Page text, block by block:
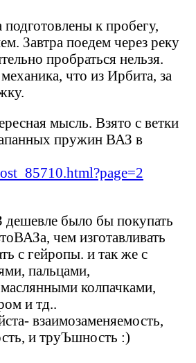
к пробегу,
Завтра поедем через реку
пробраться нельзя.
что из Ирбита, за
мысль. Взято с ветки
пружин ВАЗ в
было бы покупать
чем изготавливать
с гейропы. и так же с
пальцами,
колпачками,
и тд..
взаимозаменяемость,
и труЪшность :)